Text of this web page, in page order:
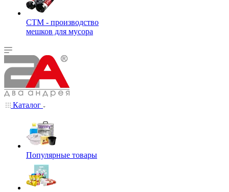
СТМ - производство
мешков для мусора
Каталог
Популярные товары